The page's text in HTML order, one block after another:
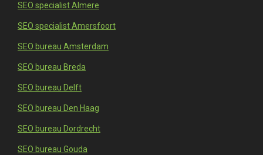
SEO specialist Almere
SEO specialist Amersfoort
SEO bureau Amsterdam
SEO bureau Breda
SEO bureau Delft
SEO bureau Den Haag
SEO bureau Dordrecht
SEO bureau Gouda